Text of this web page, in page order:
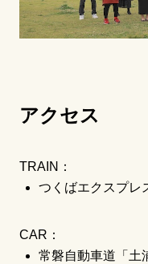
アクセス
TRAIN：
つくばエクスプレ
CAR：
常磐自動車道「土